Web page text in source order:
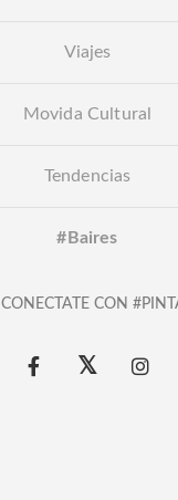
Viajes
Movida Cultural
Tendencias
#Baires
CONECTATE CON